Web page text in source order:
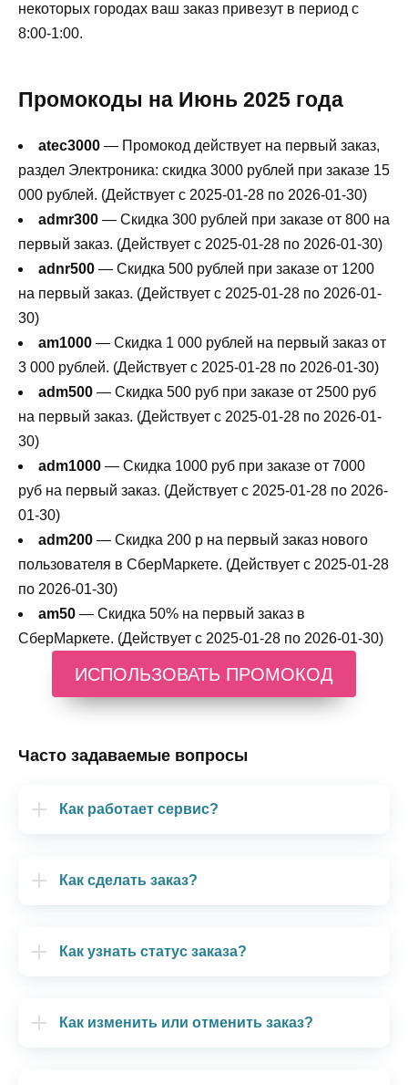
некоторых городах ваш заказ привезут в период с
8:00-1:00.
Промокоды на Июнь 2025 года
atec3000 — Промокод действует на первый заказ,
раздел Электроника: скидка 3000 рублей при заказе 15
000 рублей. (Действует с 2025-01-28 по 2026-01-30)
admr300 — Скидка 300 рублей при заказе от 800 на
первый заказ. (Действует с 2025-01-28 по 2026-01-30)
adnr500 — Скидка 500 рублей при заказе от 1200
на первый заказ. (Действует с 2025-01-28 по 2026-01-
30)
am1000 — Скидка 1 000 рублей на первый заказ от
3 000 рублей. (Действует с 2025-01-28 по 2026-01-30)
adm500 — Скидка 500 руб при заказе от 2500 руб
на первый заказ. (Действует с 2025-01-28 по 2026-01-
30)
adm1000 — Скидка 1000 руб при заказе от 7000
руб на первый заказ. (Действует с 2025-01-28 по 2026-
01-30)
adm200 — Cкидка 200 р на первый заказ нового
пользователя в СберМаркете. (Действует с 2025-01-28
по 2026-01-30)
am50 — Скидка 50% на первый заказ в
СберМаркете. (Действует с 2025-01-28 по 2026-01-30)
ИСПОЛЬЗОВАТЬ ПРОМОКОД
Часто задаваемые вопросы
Как работает сервис?
Как сделать заказ?
Как узнать статус заказа?
Как изменить или отменить заказ?